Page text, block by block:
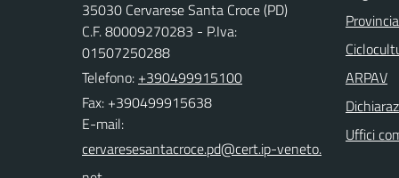
35030 Cervarese Santa Croce (PD)
C.F. 80009270283 - P.Iva:
01507250288
Telefono: +390499915100
Fax: +390499915638
E-mail:
ARPAV
Uffici